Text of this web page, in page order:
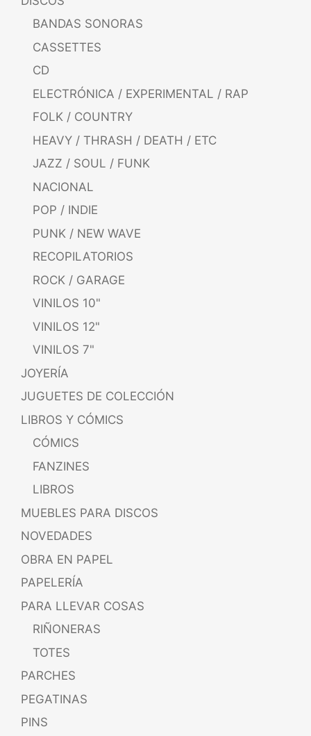
BANDAS SONORAS
CASSETTES
CD
ELECTRÓNICA / EXPERIMENTAL / RAP
FOLK / COUNTRY
HEAVY / THRASH / DEATH / ETC
JAZZ / SOUL / FUNK
NACIONAL
POP / INDIE
PUNK / NEW WAVE
RECOPILATORIOS
ROCK / GARAGE
VINILOS 10"
VINILOS 12"
VINILOS 7"
JOYERÍA
JUGUETES DE COLECCIÓN
LIBROS Y CÓMICS
CÓMICS
FANZINES
LIBROS
MUEBLES PARA DISCOS
NOVEDADES
OBRA EN PAPEL
PAPELERÍA
PARA LLEVAR COSAS
RIÑONERAS
TOTES
PARCHES
PEGATINAS
PINS